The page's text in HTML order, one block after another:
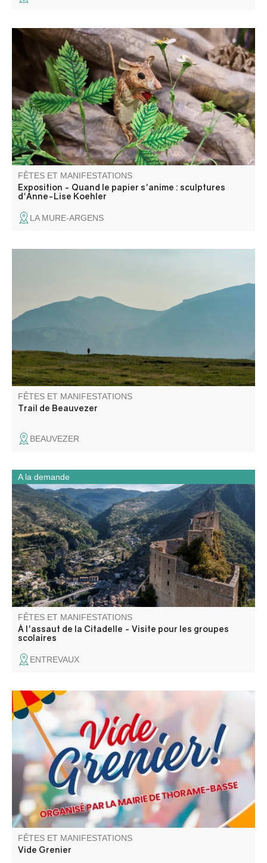
Cet été, au musée intercommunal, venez découvrir le
travail d’Anne-Lise Koehler. Artiste pluridisciplinaire,
sculptrice, plasticienne et directrice artistique, elle façonne
depuis plus de vingt ans un univers où le papier devient
matière vivante.
FÊTES ET MANIFESTATIONS
Exposition - Quand le papier s'anime : sculptures
d'Anne-Lise Koehler
LA MURE-ARGENS
une découverte des fabuleux sentiers du Haut Verdon au
cœur des Alpes du Sud et du Mercantour !
FÊTES ET MANIFESTATIONS
Trail de Beauvezer
BEAUVEZER
Forteresse juchée sur son éperon rocheux, vos élèves
découvriront, dans cette citadelle, le fonctionnement d’un
tel monument militaire et ses phases de construction.
FÊTES ET MANIFESTATIONS
À l'assaut de la Citadelle - Visite pour les groupes
scolaires
A la demande
ENTREVAUX
Venez chiner dans les rues et places du village. Jouets,
objets de décoration, livres, vêtements
FÊTES ET MANIFESTATIONS
Vide Grenier